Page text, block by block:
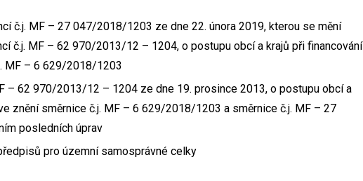
č.j. MF – 27 047/2018/1203 ze dne 22. února 2019, kterou se mění
č.j. MF – 62 970/2013/12 – 1204, o postupu obcí a krajů při financování
MF – 6 629/2018/1203
– 62 970/2013/12 – 1204 ze dne 19. prosince 2013, o postupu obcí a
znění směrnice č.j. MF – 6 629/2018/1203 a směrnice č.j. MF – 27
posledních úprav
pro územní samosprávné celky